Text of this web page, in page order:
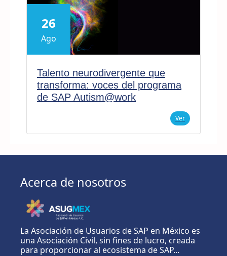
26
Ago
Talento neurodivergente que
transforma: voces del programa
de SAP Autism@work
Ver
Acerca de nosotros
La Asociación de Usuarios de SAP en México es
una Asociación Civil, sin fines de lucro, creada
para proporcionar al ecosistema de SAP...